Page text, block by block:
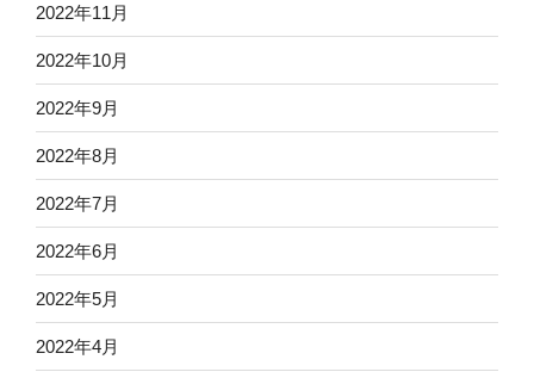
2022年11月
2022年10月
2022年9月
2022年8月
2022年7月
2022年6月
2022年5月
2022年4月